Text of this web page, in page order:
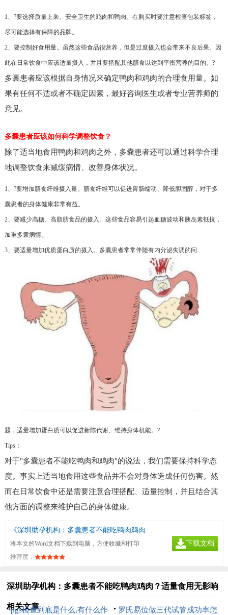
1、?要选择质量上乘、安全卫生的鸡肉和鸭肉。在购买时要注意检查包装标签，
尽可能选择有保障的品牌。
2、要控制好食用量。虽然这些食品很营养，但是过度摄入也会带来不良后果。因
此在日常饮食中应该适量摄入，并且要搭配其他膳食以达到平衡营养的目的。?
多囊患者应该根据自身情况来确定鸭肉和鸡肉的合理食用量。如
果有任何不适或者不确定因素，最好咨询医生或者专业营养师的
意见。
多囊患者应该如何科学调整饮食？
除了适当地食用鸭肉和鸡肉之外，多囊患者还可以通过科学合理
地调整饮食来减缓病情、改善身体状况。
1、?要增加膳食纤维摄入量。膳食纤维可以促进胃肠蠕动、降低胆固醇，对于多
囊患者的身体健康非常有益。
2、要减少高糖、高脂肪食品的摄入。这些食品容易引起血糖波动和胰岛素抵抗，
加重多囊病情。
3、要适量增加优质蛋白质的摄入。多囊患者常常伴随有内分泌失调的问
题，适量增加蛋白质可以促进新陈代谢、维持身体机能。?
Tips：
对于"多囊患者不能吃鸭肉和鸡肉"的说法，我们需要保持科学态
度。事实上适当地食用这些食品并不会对身体造成任何伤害。然
而在日常饮食中还是需要注意合理搭配、适量控制，并且结合其
他方面的调整来维护自己的身体健康。
将本文的Word文档下载到电脑，方便收藏和打印
推荐度：
下载文档
深圳助孕机构：多囊患者不能吃鸭肉鸡肉？适量食用无影响
相关文章
pgs检查到底是什么,有什么作
罗氏易位做三代试管成功率怎